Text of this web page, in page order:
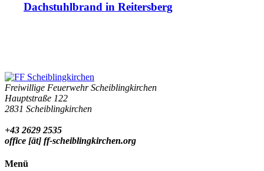
Dachstuhlbrand in Reitersberg
Freiwillige Feuerwehr Scheiblingkirchen
Hauptstraße 122
2831 Scheiblingkirchen
+43 2629 2535
office [ät] ff-scheiblingkirchen.org
Menü